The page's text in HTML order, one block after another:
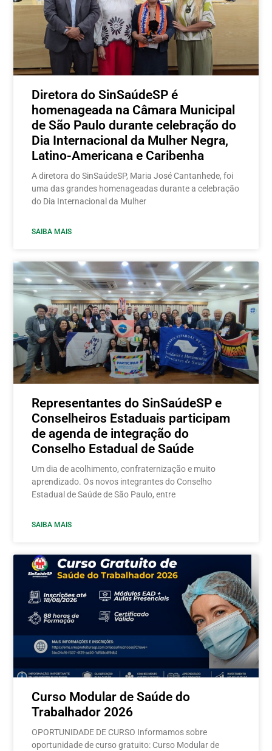
Diretora do SinSaúdeSP é
homenageada na Câmara Municipal
de São Paulo durante celebração do
Dia Internacional da Mulher Negra,
Latino-Americana e Caribenha
A diretora do SinSaúdeSP, Maria José Cantanhede, foi
uma das grandes homenageadas durante a celebração
do Dia Internacional da Mulher
SAIBA MAIS
Representantes do SinSaúdeSP e
Conselheiros Estaduais participam
de agenda de integração do
Conselho Estadual de Saúde
Um dia de acolhimento, confraternização e muito
aprendizado. Os novos integrantes do Conselho
Estadual de Saúde de São Paulo, entre
SAIBA MAIS
Curso Modular de Saúde do
Trabalhador 2026
OPORTUNIDADE DE CURSO Informamos sobre
oportunidade de curso gratuito: Curso Modular de